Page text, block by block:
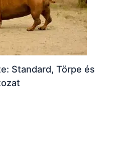
Standard, Törpe és